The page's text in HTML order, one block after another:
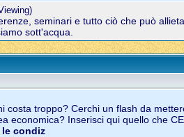
seminari e tutto ciò che può
sott'acqua.
costa troppo? Cerchi un flash da
economica? Inserisci qui quello che
le condiz